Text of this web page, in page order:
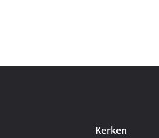
Kerken